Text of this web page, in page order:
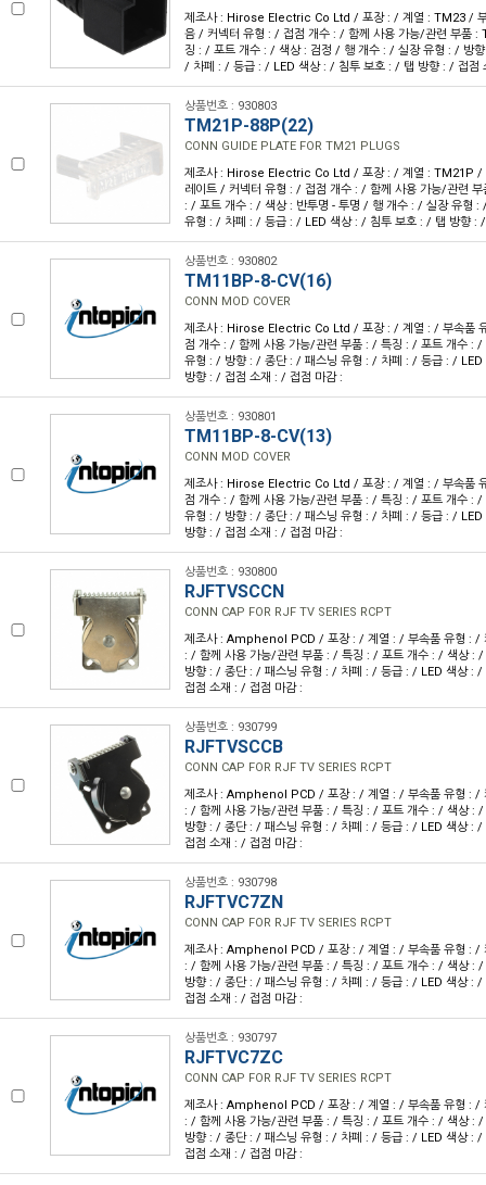
제조사 : Hirose Electric Co Ltd / 포장 : / 계열 : TM23 / 부
음 / 커넥터 유형 : / 접점 개수 : / 함께 사용 가능/관련 부품 :
징 : / 포트 개수 : / 색상 : 검정 / 행 개수 : / 실장 유형 : / 방
/ 차폐 : / 등급 : / LED 색상 : / 침투 보호 : / 탭 방향 : / 접점
상품번호 : 930803
TM21P-88P(22)
CONN GUIDE PLATE FOR TM21 PLUGS
제조사 : Hirose Electric Co Ltd / 포장 : / 계열 : TM21P /
레이트 / 커넥터 유형 : / 접점 개수 : / 함께 사용 가능/관련
: / 포트 개수 : / 색상 : 반투명 - 투명 / 행 개수 : / 실장 유형
유형 : / 차폐 : / 등급 : / LED 색상 : / 침투 보호 : / 탭 방향 :
상품번호 : 930802
TM11BP-8-CV(16)
CONN MOD COVER
제조사 : Hirose Electric Co Ltd / 포장 : / 계열 : / 부속품
점 개수 : / 함께 사용 가능/관련 부품 : / 특징 : / 포트 개수 :
유형 : / 방향 : / 종단 : / 패스닝 유형 : / 차폐 : / 등급 : /
방향 : / 접점 소재 : / 접점 마감 :
상품번호 : 930801
TM11BP-8-CV(13)
CONN MOD COVER
제조사 : Hirose Electric Co Ltd / 포장 : / 계열 : / 부속품
점 개수 : / 함께 사용 가능/관련 부품 : / 특징 : / 포트 개수 :
유형 : / 방향 : / 종단 : / 패스닝 유형 : / 차폐 : / 등급 : /
방향 : / 접점 소재 : / 접점 마감 :
상품번호 : 930800
RJFTVSCCN
CONN CAP FOR RJF TV SERIES RCPT
제조사 : Amphenol PCD / 포장 : / 계열 : / 부속품 유형 : /
: / 함께 사용 가능/관련 부품 : / 특징 : / 포트 개수 : / 색상 :
방향 : / 종단 : / 패스닝 유형 : / 차폐 : / 등급 : / LED 색상 :
접점 소재 : / 접점 마감 :
상품번호 : 930799
RJFTVSCCB
CONN CAP FOR RJF TV SERIES RCPT
제조사 : Amphenol PCD / 포장 : / 계열 : / 부속품 유형 : /
: / 함께 사용 가능/관련 부품 : / 특징 : / 포트 개수 : / 색상 :
방향 : / 종단 : / 패스닝 유형 : / 차폐 : / 등급 : / LED 색상 :
접점 소재 : / 접점 마감 :
상품번호 : 930798
RJFTVC7ZN
CONN CAP FOR RJF TV SERIES RCPT
제조사 : Amphenol PCD / 포장 : / 계열 : / 부속품 유형 : /
: / 함께 사용 가능/관련 부품 : / 특징 : / 포트 개수 : / 색상 :
방향 : / 종단 : / 패스닝 유형 : / 차폐 : / 등급 : / LED 색상 :
접점 소재 : / 접점 마감 :
상품번호 : 930797
RJFTVC7ZC
CONN CAP FOR RJF TV SERIES RCPT
제조사 : Amphenol PCD / 포장 : / 계열 : / 부속품 유형 : /
: / 함께 사용 가능/관련 부품 : / 특징 : / 포트 개수 : / 색상 :
방향 : / 종단 : / 패스닝 유형 : / 차폐 : / 등급 : / LED 색상 :
접점 소재 : / 접점 마감 :